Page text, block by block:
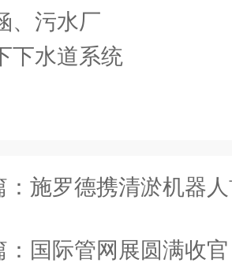
、污水厂
下水道系统
施罗德携清淤机器人首次亮
国际管网展圆满收官 | 落幕不散